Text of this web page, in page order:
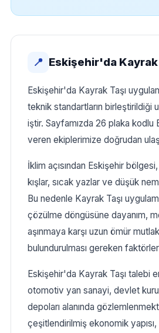
📍 Eskişehir'da Kayrak
Eskişehir'da Kayrak Taşı
teknik standartların birleştirildiği
iştir. Sayfamızda 26 plaka kodlu
veren ekiplerimize doğrudan
İklim açısından Eskişehir
kışlar, sıcak yazlar ve düşük
Bu nedenle Kayrak Taşı
çözülme döngüsüne dayanım,
aşınmaya karşı uzun ömür
bulundurulması gereken
Eskişehir'da Kayrak Taşı talebi
otomotiv yan sanayi, devlet
depoları alanında
çeşitlendirilmiş ekonomik